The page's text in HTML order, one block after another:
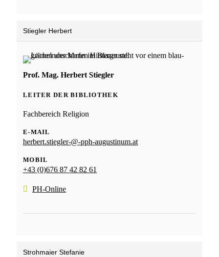
Stiegler Herbert
Prof. Mag. Herbert Stiegler
LEITER DER BIBLIOTHEK
Fachbereich Religion
E-MAIL
herbert.stiegler-@-pph-augustinum.at
MOBIL
+43 (0)676 87 42 82 61
PH-Online
Strohmaier Stefanie